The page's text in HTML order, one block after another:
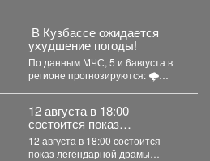
Куйбышевского района
️ В Кузбассе ожидается
ухудшение погоды!
По данным МЧС, 5 и 6августа в
регионе прогнозируются: 🌩
12 августа в 18:00
состоится показ
легендарной драмы
«Мужики!.
12 августа в 18:00 состоится
показ легендарной драмы